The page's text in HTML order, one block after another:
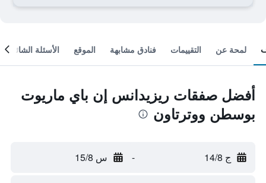
لمحة عن التقييمات فنادق مشابهة الموقع الأسئلة الشائعة
أفضل صفقات ريزيدانس إن باي ماريوت
بوسطن ووترتاون
ج 14/8 - س 15/8